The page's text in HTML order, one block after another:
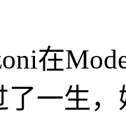
在
一生